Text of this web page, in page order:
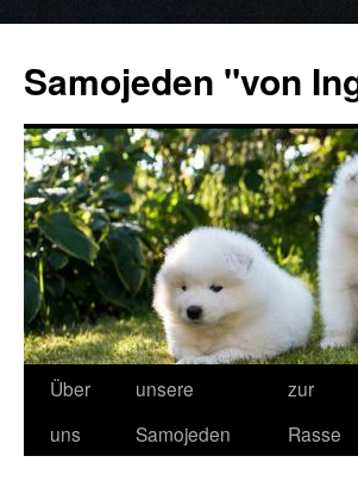
Samojeden "von
Über
uns
unsere
Samojeden
zur
Rasse